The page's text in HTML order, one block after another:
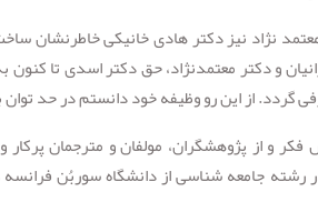
نژاد نیز دکتر هادی خانیکی خاطرنشان
و دکتر معتمدنژاد، حق دکتر اسدی تا
گردد. از این رو وظیفه خود دانستم در حد
و از پژوهشگران، مولفان و مترجمان پرکار
رشته جامعه شناسی از دانشگاه سوربُن فرانسه